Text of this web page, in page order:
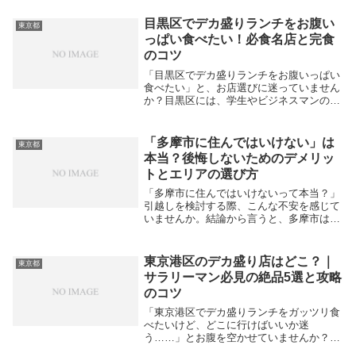
ポットが揃っています。早朝から営業して
いるカフェや、美...
東京都
目黒区でデカ盛りランチをお腹い
っぱい食べたい！必食名店と完食
のコツ
「目黒区でデカ盛りランチをお腹いっぱい
食べたい」と、お店選びに迷っていません
か？目黒区には、学生やビジネスマンの胃
ら話題のラーメン店まで、ジャンルも多岐
にわたるため...
東京都
「多摩市に住んではいけない」は
本当？後悔しないためのデメリッ
トとエリアの選び方
「多摩市に住んではいけないって本当？」
引越しを検討する際、こんな不安を感じて
いませんか。結論から言うと、多摩市は自
ありません。ネット上のネガティブな噂
は、過去のイメー...
東京都
東京港区のデカ盛り店はどこ？｜
サラリーマン必見の絶品5選と攻略
のコツ
「東京港区でデカ盛りランチをガッツリ食
べたいけど、どこに行けばいいか迷
う……」とお腹を空かせていませんか？港